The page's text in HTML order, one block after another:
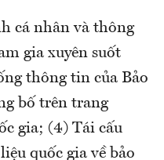
cá nhân và thông
gia xuyên suốt
thông tin của Bảo
bố trên trang
gia; (4) Tái cấu
quốc gia về bảo